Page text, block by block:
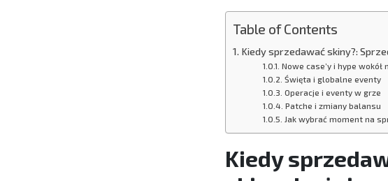
Table of Contents
Kiedy sprzedawać skiny?:
Nowe case’y i hype wokół
Święta i globalne eventy
Operacje i eventy w grze
Patche i zmiany balansu
Jak wybrać moment na
Kiedy